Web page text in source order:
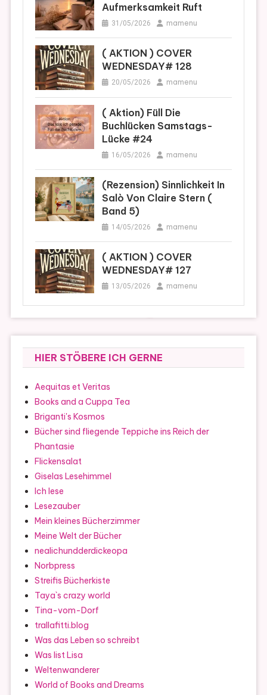
Aufmerksamkeit Ruft
31/05/2026 mamenu
( AKTION ) COVER
WEDNESDAY# 128
20/05/2026 mamenu
( Aktion) Füll Die
Buchlücken Samstags-
Lücke #24
16/05/2026 mamenu
(Rezension) Sinnlichkeit In
Salò Von Claire Stern (
Band 5)
14/05/2026 mamenu
( AKTION ) COVER
WEDNESDAY# 127
13/05/2026 mamenu
HIER STÖBERE ICH GERNE
Aequitas et Veritas
Books and a Cuppa Tea
Briganti's Kosmos
Bücher sind fliegende Teppiche ins Reich der
Phantasie
Flickensalat
Giselas Lesehimmel
Ich lese
Lesezauber
Mein kleines Bücherzimmer
Meine Welt der Bücher
nealichundderdickeopa
Norbpress
Streifis Bücherkiste
Taya`s crazy world
Tina-vom-Dorf
trallafitti.blog
Was das Leben so schreibt
Was list Lisa
Weltenwanderer
World of Books and Dreams